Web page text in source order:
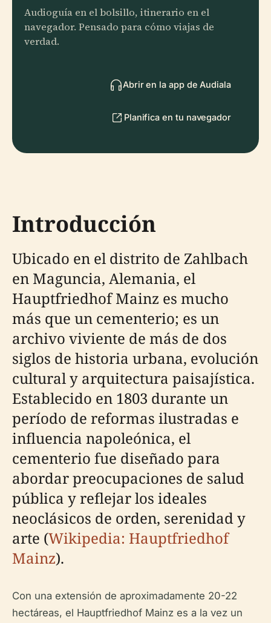
Audioguía en el bolsillo, itinerario en el
navegador. Pensado para cómo viajas de
verdad.
Abrir en la app de Audiala
Planifica en tu navegador
Introducción
Ubicado en el distrito de Zahlbach
en Maguncia, Alemania, el
Hauptfriedhof Mainz es mucho
más que un cementerio; es un
archivo viviente de más de dos
siglos de historia urbana, evolución
cultural y arquitectura paisajística.
Establecido en 1803 durante un
período de reformas ilustradas e
influencia napoleónica, el
cementerio fue diseñado para
abordar preocupaciones de salud
pública y reflejar los ideales
neoclásicos de orden, serenidad y
arte (Wikipedia: Hauptfriedhof
Mainz).
Con una extensión de aproximadamente 20-22
hectáreas, el Hauptfriedhof Mainz es a la vez un